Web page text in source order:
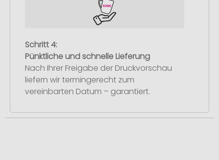
Schritt 4:
Pünktliche und schnelle Lieferung
Nach Ihrer Freigabe der Druckvorschau
liefern wir termingerecht zum
vereinbarten Datum – garantiert.